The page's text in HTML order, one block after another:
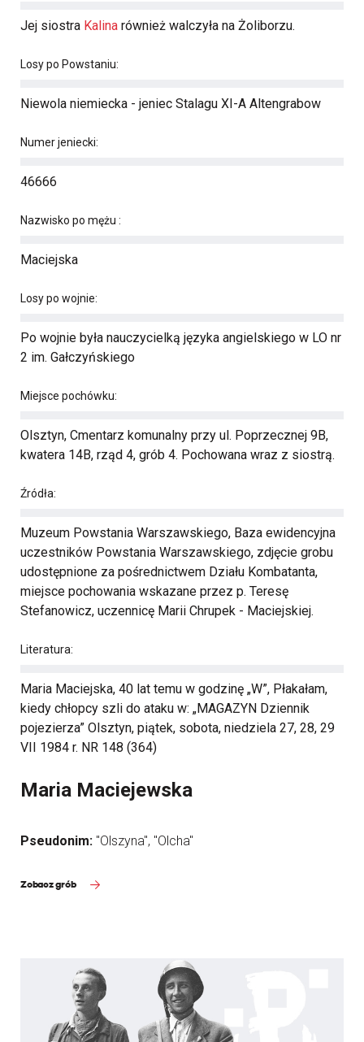
Jej siostra Kalina również walczyła na Żoliborzu.
Losy po Powstaniu:
Niewola niemiecka - jeniec Stalagu XI-A Altengrabow
Numer jeniecki:
46666
Nazwisko po mężu :
Maciejska
Losy po wojnie:
Po wojnie była nauczycielką języka angielskiego w LO nr
2 im. Gałczyńskiego
Miejsce pochówku:
Olsztyn, Cmentarz komunalny przy ul. Poprzecznej 9B,
kwatera 14B, rząd 4, grób 4. Pochowana wraz z siostrą.
Źródła:
Muzeum Powstania Warszawskiego, Baza ewidencyjna
uczestników Powstania Warszawskiego, zdjęcie grobu
udostępnione za pośrednictwem Działu Kombatanta,
miejsce pochowania wskazane przez p. Teresę
Stefanowicz, uczennicę Marii Chrupek - Maciejskiej.
Literatura:
Maria Maciejska, 40 lat temu w godzinę „W”, Płakałam,
kiedy chłopcy szli do ataku w: „MAGAZYN Dziennik
pojezierza” Olsztyn, piątek, sobota, niedziela 27, 28, 29
VII 1984 r. NR 148 (364)
Maria Maciejewska
Pseudonim: "Olszyna", "Olcha"
Zobacz grób